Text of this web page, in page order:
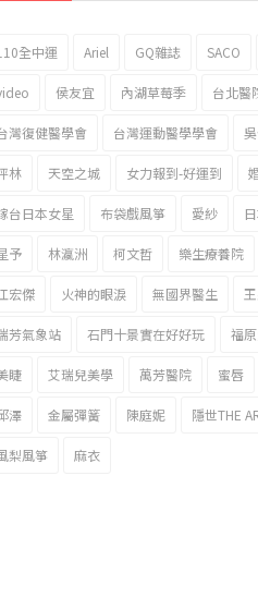
全中運 Ariel GQ雜誌 SACO
侯友宜 內湖草莓季 台北醫
灣復健醫學會 台灣運動醫學學會
林 天空之城 女力報到-好運到
台日本女星 布袋戲風箏 愛紗
予 林瀛洲 柯文哲 樂生療養院
宏傑 火神的眼淚 無國界醫生
芳氣象站 石門十景實在好好玩 福
睫 艾瑞兒美學 萬芳醫院 蜜唇
澤 金屬彈簧 陳庭妮 隱世THE
梨風箏 麻衣